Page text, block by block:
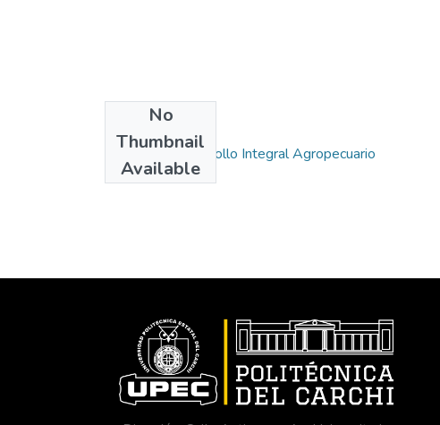
No
Thumbnail
Available
Collections
Carrera de Desarrollo Integral Agropecuario